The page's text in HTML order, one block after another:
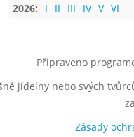
2026:
I II III IV V VI
Připraveno
jídelny nebo svých
Zásady